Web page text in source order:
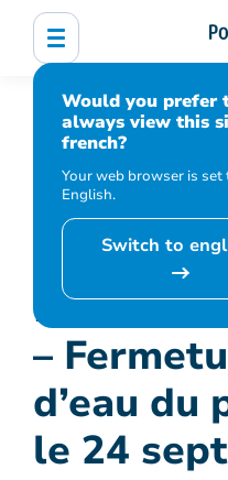
Would you prefer
always view this
french?
Your web browser is set
English.
Switch to
Accueil Organisation
médias
Actualités
Fermeture des jeux d’eau
Fin de la
–
d’eau du
le 24